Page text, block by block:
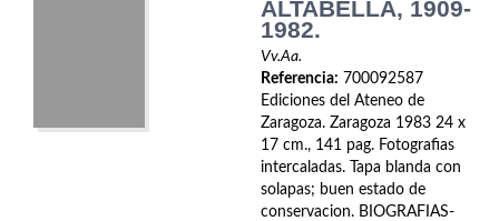
ALTABELLA, 1909-
1982.
Vv.Aa.
Referencia: 700092587
Ediciones del Ateneo de
Zaragoza. Zaragoza 1983 24 x
17 cm., 141 pag. Fotografias
intercaladas. Tapa blanda con
solapas; buen estado de
conservacion. BIOGRAFIAS-